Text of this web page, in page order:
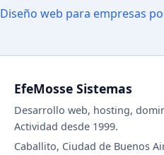
Diseño web para empresas
EfeMosse Sistemas
Desarrollo web, hosting,
Actividad desde 1999.
Caballito, Ciudad de Buenos